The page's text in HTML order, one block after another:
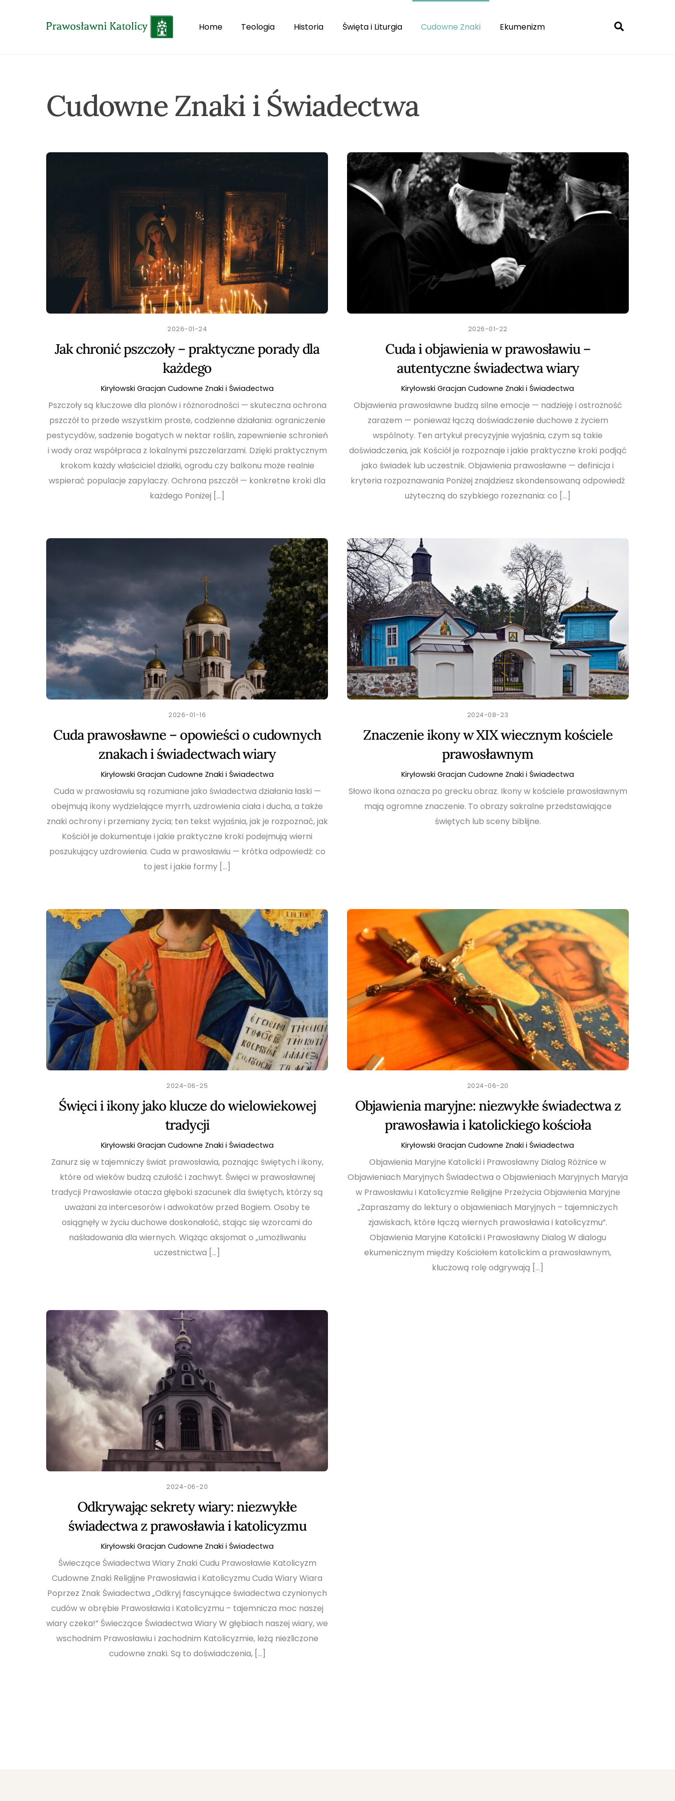
Home Teologia Historia Święta i Liturgia Cudowne Znaki Ekumenizm
Cudowne Znaki i Świadectwa
2026-01-24
Jak chronić pszczoły – praktyczne porady dla
każdego
Kiryłowski Gracjan Cudowne Znaki i Świadectwa
Pszczoły są kluczowe dla plonów i różnorodności — skuteczna ochrona
pszczół to przede wszystkim proste, codzienne działania: ograniczenie
pestycydów, sadzenie bogatych w nektar roślin, zapewnienie schronień
i wody oraz współpraca z lokalnymi pszczelarzami. Dzięki praktycznym
krokom każdy właściciel działki, ogrodu czy balkonu może realnie
wspierać populacje zapylaczy. Ochrona pszczół — konkretne kroki dla
każdego Poniżej […]
2026-01-22
Cuda i objawienia w prawosławiu –
autentyczne świadectwa wiary
Kiryłowski Gracjan Cudowne Znaki i Świadectwa
Objawienia prawosławne budzą silne emocje — nadzieję i ostrożność
zarazem — ponieważ łączą doświadczenie duchowe z życiem
wspólnoty. Ten artykuł precyzyjnie wyjaśnia, czym są takie
doświadczenia, jak Kościół je rozpoznaje i jakie praktyczne kroki podjąć
jako świadek lub uczestnik. Objawienia prawosławne — definicja i
kryteria rozpoznawania Poniżej znajdziesz skondensowaną odpowiedź
użyteczną do szybkiego rozeznania: co […]
2026-01-16
Cuda prawosławne – opowieści o cudownych
znakach i świadectwach wiary
Kiryłowski Gracjan Cudowne Znaki i Świadectwa
Cuda w prawosławiu są rozumiane jako świadectwa działania łaski —
obejmują ikony wydzielające myrrh, uzdrowienia ciała i ducha, a także
znaki ochrony i przemiany życia; ten tekst wyjaśnia, jak je rozpoznać, jak
Kościół je dokumentuje i jakie praktyczne kroki podejmują wierni
poszukujący uzdrowienia. Cuda w prawosławiu — krótka odpowiedź: co
to jest i jakie formy […]
2024-08-23
Znaczenie ikony w XIX wiecznym kościele
prawosławnym
Kiryłowski Gracjan Cudowne Znaki i Świadectwa
Słowo ikona oznacza po grecku obraz. Ikony w kościele prawosławnym
mają ogromne znaczenie. To obrazy sakralne przedstawiające
świętych lub sceny biblijne.
2024-06-25
Święci i ikony jako klucze do wielowiekowej
tradycji
Kiryłowski Gracjan Cudowne Znaki i Świadectwa
Zanurz się w tajemniczy świat prawosławia, poznając świętych i ikony,
które od wieków budzą czułość i zachwyt. Święci w prawosławnej
tradycji Prawosławie otacza głęboki szacunek dla świętych, którzy są
uważani za intercesorów i adwokatów przed Bogiem. Osoby te
osiągnęły w życiu duchowe doskonałość, stając się wzorcami do
naśladowania dla wiernych. Wiążąc aksjomat o „umożliwaniu
uczestnictwa […]
2024-06-20
Objawienia maryjne: niezwykłe świadectwa z
prawosławia i katolickiego kościoła
Kiryłowski Gracjan Cudowne Znaki i Świadectwa
Objawienia Maryjne Katolicki i Prawosławny Dialog Różnice w
Objawieniach Maryjnych Świadectwa o Objawieniach Maryjnych Maryja
w Prawosławiu i Katolicyzmie Religijne Przeżycia Objawienia Maryjne
„Zapraszamy do lektury o objawieniach Maryjnych – tajemniczych
zjawiskach, które łączą wiernych prawosławia i katolicyzmu”.
Objawienia Maryjne Katolicki i Prawosławny Dialog W dialogu
ekumenicznym między Kościołem katolickim a prawosławnym,
kluczową rolę odgrywają […]
2024-06-20
Odkrywając sekrety wiary: niezwykłe
świadectwa z prawosławia i katolicyzmu
Kiryłowski Gracjan Cudowne Znaki i Świadectwa
Świeczące Świadectwa Wiary Znaki Cudu Prawosławie Katolicyzm
Cudowne Znaki Religijne Prawosławia i Katolicyzmu Cuda Wiary Wiara
Poprzez Znak Świadectwa „Odkryj fascynujące świadectwa czynionych
cudów w obrębie Prawosławia i Katolicyzmu – tajemnicza moc naszej
wiary czeka!” Świeczące Świadectwa Wiary W głębiach naszej wiary, we
wschodnim Prawosławiu i zachodnim Katolicyzmie, leżą niezliczone
cudowne znaki. Są to doświadczenia, […]